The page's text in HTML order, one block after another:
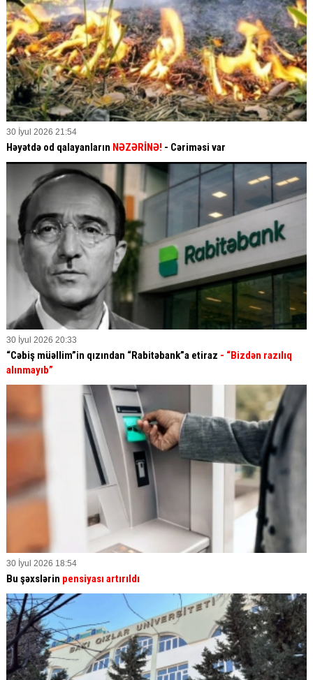
30 İyul 2026 21:54
Həyətdə od qalayanların NƏZƏRİNƏ! - Cəriməsi var
30 İyul 2026 20:33
“Cəbiş müəllim”in qızından “Rabitəbank”a etiraz - “Bizdən razılıq
alınmayıb”
30 İyul 2026 18:54
Bu şəxslərin pensiyası artırıldı